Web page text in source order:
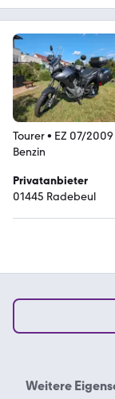
Tourer• EZ 07/2009
Benzin
Privatanbieter
01445 Radebeul
Weitere